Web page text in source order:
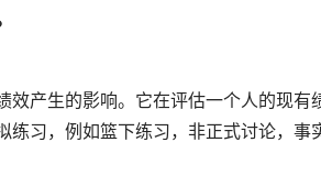
效产生的影响。它在评估一个人的现有
练习，例如篮下练习，非正式讨论，事